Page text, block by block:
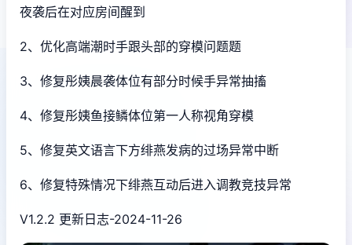
夜袭后在对应房间醒到
2、优化高端潮时手跟头部的穿模问题题
3、修复彤姨晨袭体位有部分时候手异常抽搐
4、修复彤姨鱼接鳞体位第一人称视角穿模
5、修复英文语言下方绯燕发病的过场异常中断
6、修复特殊情况下绯燕互动后进入调教竞技异常
V1.2.2 更新日志-2024-11-26